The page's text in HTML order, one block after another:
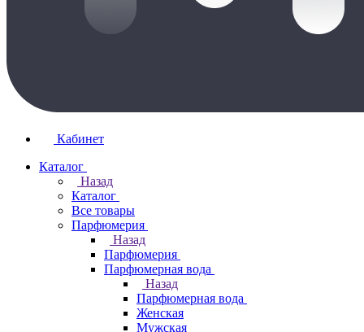
Кабинет
Каталог
Назад
Каталог
Все товары
Парфюмерия
Назад
Парфюмерия
Парфюмерная вода
Назад
Парфюмерная вода
Женская
Мужская